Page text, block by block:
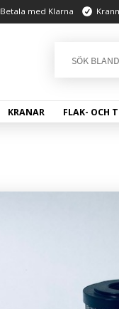
Betala med Klarna
KRANAR FLAK- OCH